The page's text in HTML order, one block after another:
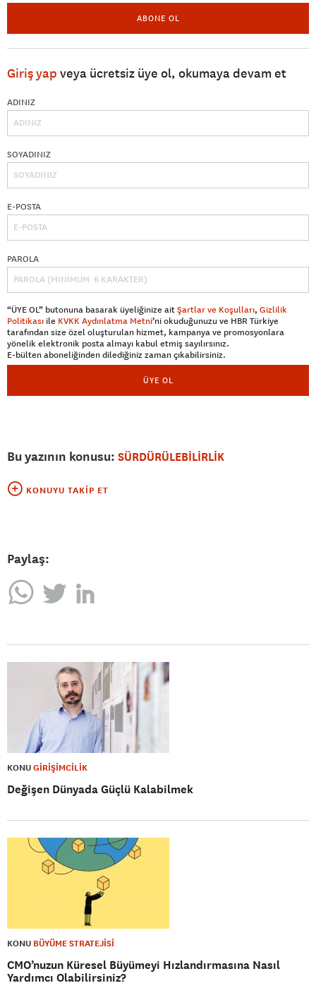
ABONE OL
Giriş yap veya ücretsiz üye ol, okumaya devam et
ADINIZ
SOYADINIZ
E-POSTA
PAROLA
“ÜYE OL” butonuna basarak üyeliğinize aitŞartlar ve Koşulları, Gizlilik
Politikası ile KVKK Aydınlatma Metni’ni okuduğunuzu ve HBR Türkiye
tarafından size özel oluşturulan hizmet, kampanya ve promosyonlara
yönelik elektronik posta almayı kabul etmiş sayılırsınız.
E-bülten aboneliğinden dilediğiniz zaman çıkabilirsiniz.
ÜYE OL
Bu yazının konusu: SÜRDÜRÜLEBİLİRLİK
KONUYU TAKIP ET
Paylaş:
KONUGİRİŞİMCİLİK
Değişen Dünyada Güçlü Kalabilmek
KONU BÜYÜME STRATEJİSİ
CMO’nuzun Küresel Büyümeyi Hızlandırmasına Nasıl
Yardımcı Olabilirsiniz?